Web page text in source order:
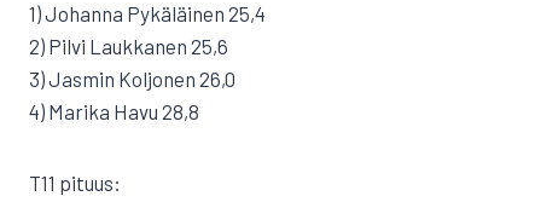
1) Johanna Pykäläinen 25,4
2) Pilvi Laukkanen 25,6
3) Jasmin Koljonen 26,0
4) Marika Havu 28,8
T11 pituus: